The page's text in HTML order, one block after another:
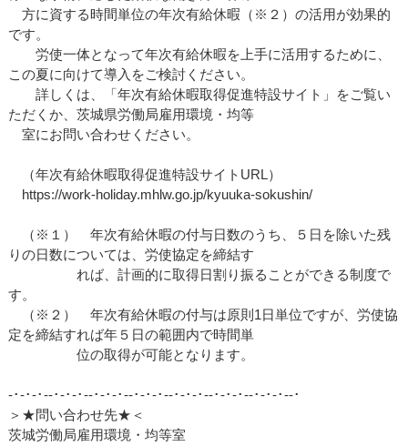
方に資する時間単位の年次有給休暇（※２）の活用が効果的
です。
労使一体となって年次有給休暇を上手に活用するために、
この夏に向けて導入をご検討ください。
詳しくは、「年次有給休暇取得促進特設サイト」をご覧い
ただくか、茨城県労働局雇用環境・均等
室にお問い合わせください。
（年次有給休暇取得促進特設サイトURL）
https://work-holiday.mhlw.go.jp/kyuuka-sokushin/
（※１） 年次有給休暇の付与日数のうち、５日を除いた残
りの日数については、労使協定を締結す
れば、計画的に取得日割り振ることができる制度で
す。
（※２） 年次有給休暇の付与は原則1日単位ですが、労使協
定を締結すれば年５日の範囲内で時間単
位の取得が可能となります。
‐･‐･‐･‐‐･‐･‐･‐‐･‐･‐･‐‐･‐･‐･‐‐･‐･‐･‐‐･‐･‐･‐‐･‐･‐･‐‐･
＞★問い合わせ先★＜
茨城労働局雇用環境・均等室